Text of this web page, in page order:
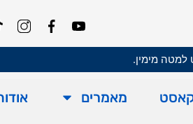
למטה מימין.
מאמרים